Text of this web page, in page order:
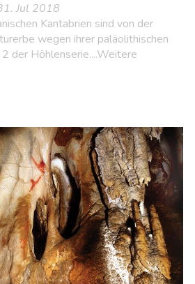
Jul 2018
Kantabrien sind von der
wegen ihrer paläolithischen
der Höhlenserie....Weitere